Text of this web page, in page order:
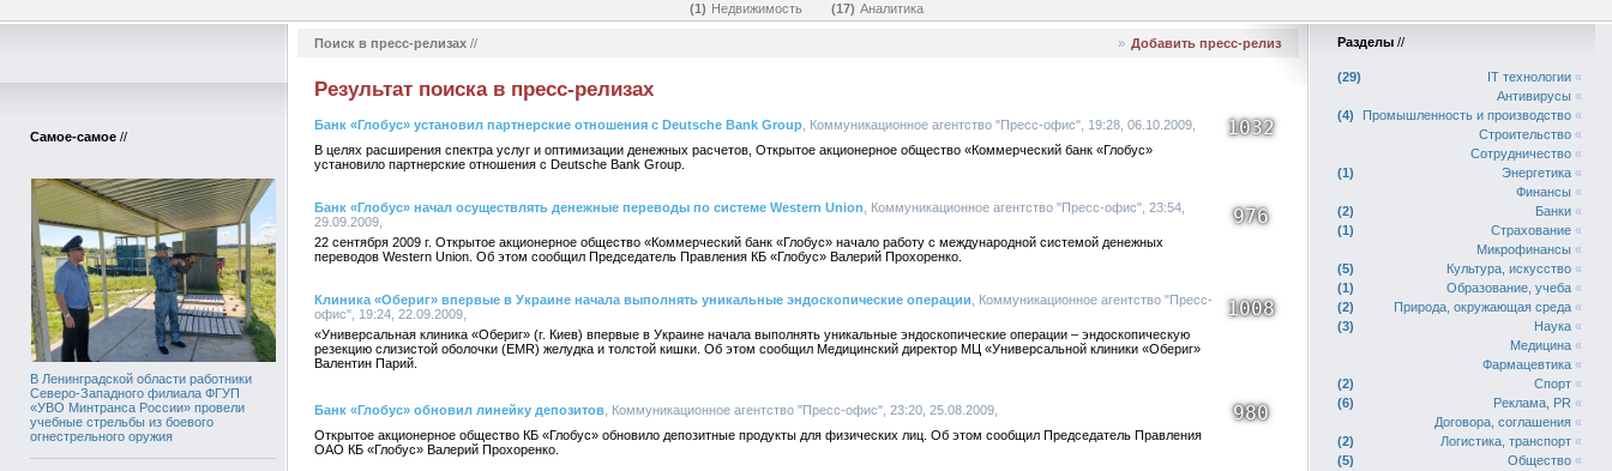
1
Недвижимость 17 Аналитика
Самое-самое //
В Ленинградской области работники
Северо-Западного филиала ФГУП
«УВО Минтранса России» провели
учебные стрельбы из боевого
огнестрельного оружия
Поиск в пресс-релизах // » Добавить пресс-релиз
Результат поиска в пресс-релизах
Банк «Глобус» установил партнерские отношения с Deutsche Bank Group , Коммуникационное агентство "Пресс-офис", 19:28, 06.10.2009, 1032
В целях расширения спектра услуг и оптимизации денежных расчетов, Открытое акционерное общество «Коммерческий банк «Глобус»
установило партнерские отношения с Deutsche Bank Group.
Банк «Глобус» начал осуществлять денежные переводы по системе Western Union , Коммуникационное агентство "Пресс-офис", 23:54,
29.09.2009,
976
22 сентября 2009 г. Открытое акционерное общество «Коммерческий банк «Глобус» начало работу с международной системой денежных
переводов Western Union. Об этом сообщил Председатель Правления КБ «Глобус» Валерий Прохоренко.
Клиника «Обериг» впервые в Украине начала выполнять уникальные эндоскопические операции , Коммуникационное агентство "Пресс-
офис", 19:24, 22.09.2009,
1008
«Универсальная клиника «Обериг» (г. Киев) впервые в Украине начала выполнять уникальные эндоскопические операции – эндоскопическую
резекцию слизистой оболочки (EMR) желудка и толстой кишки. Об этом сообщил Медицинский директор МЦ «Универсальной клиники «Обериг»
Валентин Парий.
Банк «Глобус» обновил линейку депозитов , Коммуникационное агентство "Пресс-офис", 23:20, 25.08.2009, 980
Открытое акционерное общество КБ «Глобус» обновило депозитные продукты для физических лиц. Об этом сообщил Председатель Правления
ОАО КБ «Глобус» Валерий Прохоренко.
Разделы //
29 IT технологии «
Антивирусы «
4
Промышленность и производство «
Строительство «
Сотрудничество «
1
Энергетика «
Финансы «
2
Банки «
1
Страхование «
Микрофинансы «
5
Культура, искусство «
1
Образование, учеба «
2
Природа, окружающая среда «
3
Наука «
Медицина «
Фармацевтика «
2
Спорт «
6
Реклама, PR «
Договора, соглашения «
2
Логистика, транспорт «
5
Общество «